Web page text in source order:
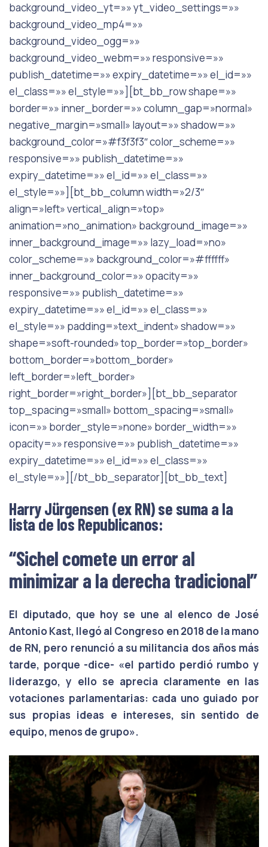
background_video_yt=»» yt_video_settings=»»
background_video_mp4=»»
background_video_ogg=»»
background_video_webm=»» responsive=»»
publish_datetime=»» expiry_datetime=»» el_id=»»
el_class=»» el_style=»»][bt_bb_row shape=»»
border=»» inner_border=»» column_gap=»normal»
negative_margin=»small» layout=»» shadow=»»
background_color=»#f3f3f3″ color_scheme=»»
responsive=»» publish_datetime=»»
expiry_datetime=»» el_id=»» el_class=»»
el_style=»»][bt_bb_column width=»2/3″
align=»left» vertical_align=»top»
animation=»no_animation» background_image=»»
inner_background_image=»» lazy_load=»no»
color_scheme=»» background_color=»#ffffff»
inner_background_color=»» opacity=»»
responsive=»» publish_datetime=»»
expiry_datetime=»» el_id=»» el_class=»»
el_style=»» padding=»text_indent» shadow=»»
shape=»soft-rounded» top_border=»top_border»
bottom_border=»bottom_border»
left_border=»left_border»
right_border=»right_border»][bt_bb_separator
top_spacing=»small» bottom_spacing=»small»
icon=»» border_style=»none» border_width=»»
opacity=»» responsive=»» publish_datetime=»»
expiry_datetime=»» el_id=»» el_class=»»
el_style=»»][/bt_bb_separator][bt_bb_text]
Harry Jürgensen (ex RN) se suma a la
lista de los Republicanos:
“Sichel comete un error al
minimizar a la derecha tradicional”
El diputado, que hoy se une al elenco de José
Antonio Kast, llegó al Congreso en 2018 de la mano
de RN, pero renunció a su militancia dos años más
tarde, porque -dice- «el partido perdió rumbo y
liderazgo, y ello se aprecia claramente en las
votaciones parlamentarias: cada uno guiado por
sus propias ideas e intereses, sin sentido de
equipo, menos de grupo».